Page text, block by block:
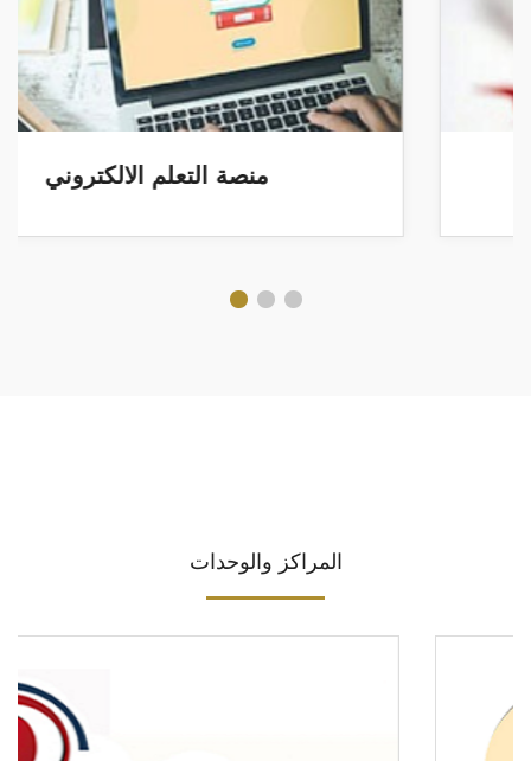
منصة التعلم الالكتروني
المراكز والوحدات